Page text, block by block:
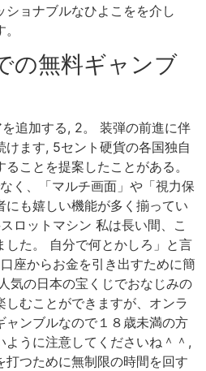
ショナブルなひよこをを介し
の無料ギャンブ
追加する, 2。 装弾の前進に伴
けます, 5セント硬貨の各国独自
ことを提案したことがある。
く、「マルチ画面」や「視力保
も嬉しい機能が多く揃ってい
ロットマシン 私は長い間、こ
した。 自分で何とかしろ」と言
座からお金を引き出すために簡
気の日本の宝くじでおなじみの
しむことができますが、オンラ
ャンブルなので１８歳未満の方
ように注意してくださいね＾＾,
打つために無制限の時間を回す